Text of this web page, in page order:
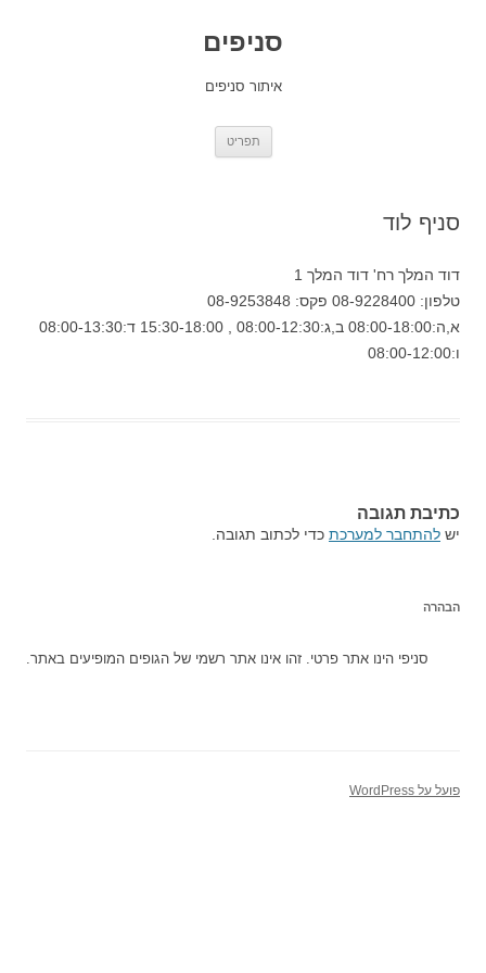
סניפים
איתור סניפים
תפריט
סניף לוד
דוד המלך רח' דוד המלך 1
טלפון: 08-9228400 פקס: 08-9253848
א,ה:08:00-18:00 ב,ג:08:00-12:30 , 15:30-18:00 ד:08:00-13:30
ו:08:00-12:00
כתיבת תגובה
יש להתחבר למערכת כדי לכתוב תגובה.
הבהרה
סניפי הינו אתר פרטי. זהו אינו אתר רשמי של הגופים המופיעים באתר.
פועל על WordPress